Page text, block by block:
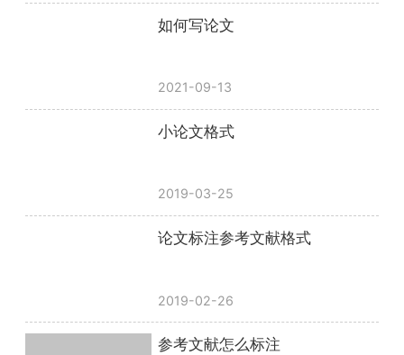
如何写论文
2021-09-13
小论文格式
2019-03-25
论文标注参考文献格式
2019-02-26
参考文献怎么标注